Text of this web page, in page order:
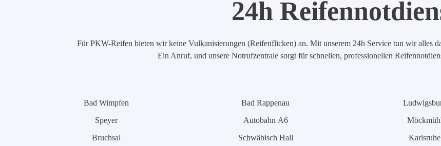
24h
Für PKW-Reifen bieten wir keine Vulkanisierungen (Reifenflicken) an. Mit unserem 24h Service tun wir alles
Ein Anruf, und unsere Notrufzentrale sorgt für schnellen, professionellen
Bad Wimpfen
Speyer
Bruchsal
Bad Rappenau
Autobahn A6
Schwäbisch Hall
Karlsruhe